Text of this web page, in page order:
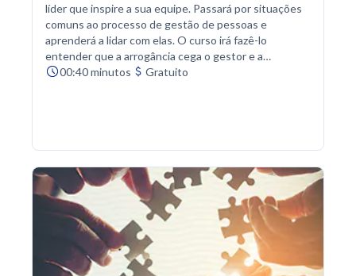
líder que inspire a sua equipe. Passará por situações
comuns ao processo de gestão de pessoas e
aprenderá a lidar com elas. O curso irá fazê-lo
entender que a arrogância cega o gestor e a
humildade o aproxima de seus colaboradores, além de
percepção de que o maior compromisso de uma
liderança é ajudar indivíduos e equipes a fazerem uma
travessia rumo ao futuro.
00:40 minutos Gratuito